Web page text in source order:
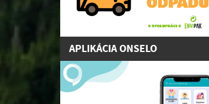
APLIKÁCIA ONSELO